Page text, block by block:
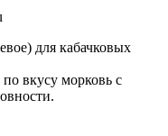
для кабачковых
по вкусу морковь с